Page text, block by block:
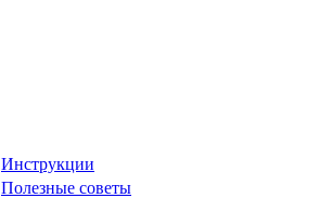
Инструкции
Полезные советы